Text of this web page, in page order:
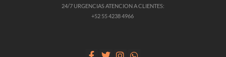
24/7 URGENCIAS ATENCION A CLIENTES:
+52 55 4238 4966